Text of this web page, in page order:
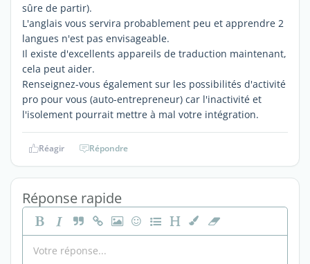
sûre de partir).
L'anglais vous servira probablement peu et apprendre 2
langues n'est pas envisageable.
Il existe d'excellents appareils de traduction maintenant,
cela peut aider.
Renseignez-vous également sur les possibilités d'activité
pro pour vous (auto-entrepreneur) car l'inactivité et
l'isolement pourrait mettre à mal votre intégration.
Réagir Répondre
Réponse rapide